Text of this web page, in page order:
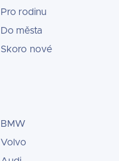
Pro rodinu
Do města
Skoro nové
BMW
Volvo